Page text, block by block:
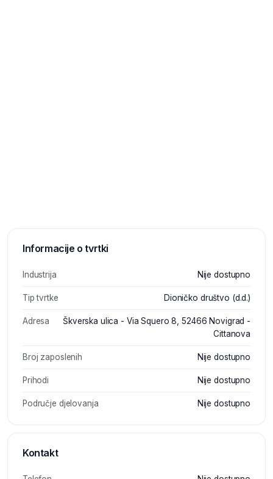
Informacije o tvrtki
Industrija Nije dostupno
Tip tvrtke Dioničko društvo (d.d.)
Adresa
Škverska ulica - Via Squero 8, 52466 Novigrad -
Cittanova
Broj zaposlenih Nije dostupno
Prihodi Nije dostupno
Područje djelovanja Nije dostupno
Kontakt